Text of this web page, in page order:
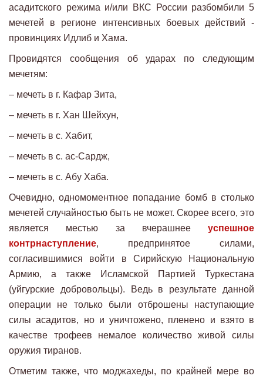
асадитского режима и/или ВКС России разбомбили 5
мечетей в регионе интенсивных боевых действий -
провинциях Идлиб и Хама.
Провидятся сообщения об ударах по следующим
мечетям:
– мечеть в г. Кафар Зита,
– мечеть в г. Хан Шейхун,
– мечеть в с. Хабит,
– мечеть в с. ас-Сардж,
– мечеть в с. Абу Хаба.
Очевидно, одномоментное попадание бомб в столько
мечетей случайностью быть не может. Скорее всего, это
является местью за вчерашнее успешное
контрнаступление, предпринятое силами,
согласившимися войти в Сирийскую Национальную
Армию, а также Исламской Партией Туркестана
(уйгурские добровольцы). Ведь в результате данной
операции не только были отброшены наступающие
силы асадитов, но и уничтожено, пленено и взято в
качестве трофеев немалое количество живой силы
оружия тиранов.
Отметим также, что моджахеды, по крайней мере во